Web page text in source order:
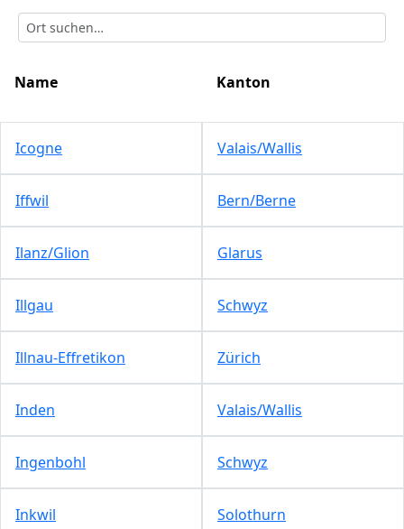
Name Kanton
Icogne Valais/Wallis
Iffwil Bern/Berne
Ilanz/Glion Glarus
Illgau Schwyz
Illnau-Effretikon Zürich
Inden Valais/Wallis
Ingenbohl Schwyz
Inkwil Solothurn